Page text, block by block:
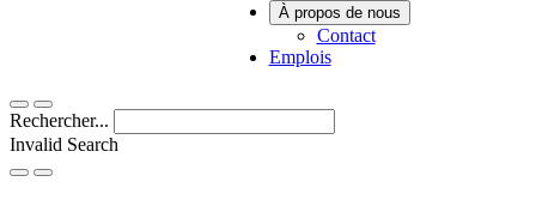
À propos de nous
Contact
Emplois
Rechercher...
Invalid Search
Submit